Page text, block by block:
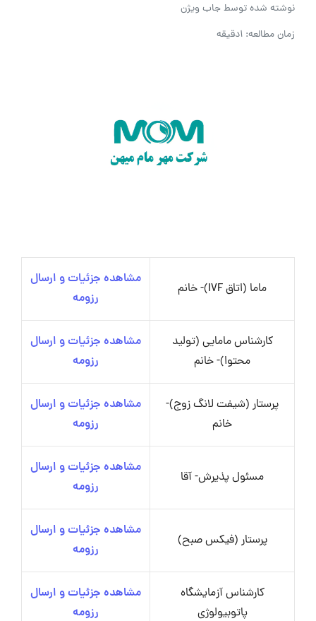
نوشته شده توسطجاب ویژن
زمان مطالعه: 1دقیقه
ماما (اتاق IVF)- خانم
مشاهده جزئیات و ارسال
رزومه
کارشناس مامایی (تولید
محتوا)- خانم
مشاهده جزئیات و ارسال
رزومه
پرستار (شیفت لانگ زوج)-
خانم
مشاهده جزئیات و ارسال
رزومه
مسئول پذیرش- آقا
مشاهده جزئیات و ارسال
رزومه
پرستار (فیکس صبح)
مشاهده جزئیات و ارسال
رزومه
کارشناس آزمایشگاه
پاتوبیولوژی
مشاهده جزئیات و ارسال
رزومه